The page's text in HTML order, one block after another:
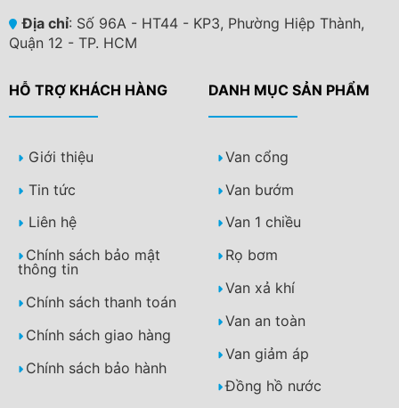
Địa chỉ: Số 96A - HT44 - KP3, Phường Hiệp Thành,
Quận 12 - TP. HCM
HỖ TRỢ KHÁCH HÀNG DANH MỤC SẢN PHẨM
Giới thiệu
Tin tức
Liên hệ
Chính sách bảo mật
thông tin
Chính sách thanh toán
Chính sách giao hàng
Chính sách bảo hành
Van cổng
Van bướm
Van 1 chiều
Rọ bơm
Van xả khí
Van an toàn
Van giảm áp
Đồng hồ nước